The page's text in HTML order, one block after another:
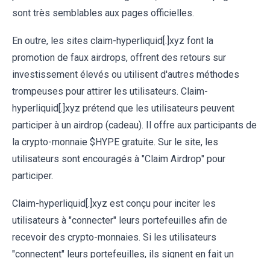
sont très semblables aux pages officielles.
En outre, les sites claim-hyperliquid[.]xyz font la
promotion de faux airdrops, offrent des retours sur
investissement élevés ou utilisent d'autres méthodes
trompeuses pour attirer les utilisateurs. Claim-
hyperliquid[.]xyz prétend que les utilisateurs peuvent
participer à un airdrop (cadeau). Il offre aux participants de
la crypto-monnaie $HYPE gratuite. Sur le site, les
utilisateurs sont encouragés à "Claim Airdrop" pour
participer.
Claim-hyperliquid[.]xyz est conçu pour inciter les
utilisateurs à "connecter" leurs portefeuilles afin de
recevoir des crypto-monnaies. Si les utilisateurs
"connectent" leurs portefeuilles, ils signent en fait un